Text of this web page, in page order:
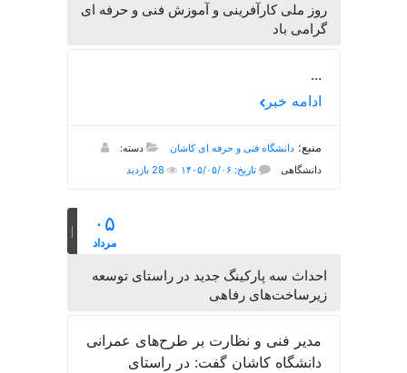
روز ملی کارآفرینی و آموزش فنی و حرفه ای
گرامی باد
...
ادامه خبر
منبع:دانشگاه فنی و حرفه ای کاشان
دسته:
دانشگاهی
تاریخ: ۱۴۰۵/۰۵/۰۶
۰۵
مرداد
احداث سه پارکینگ جدید در راستای توسعه
زیرساخت‌های رفاهی
مدیر فنی و نظارت بر طرح‌های عمرانی
دانشگاه کاشان گفت: در راستای